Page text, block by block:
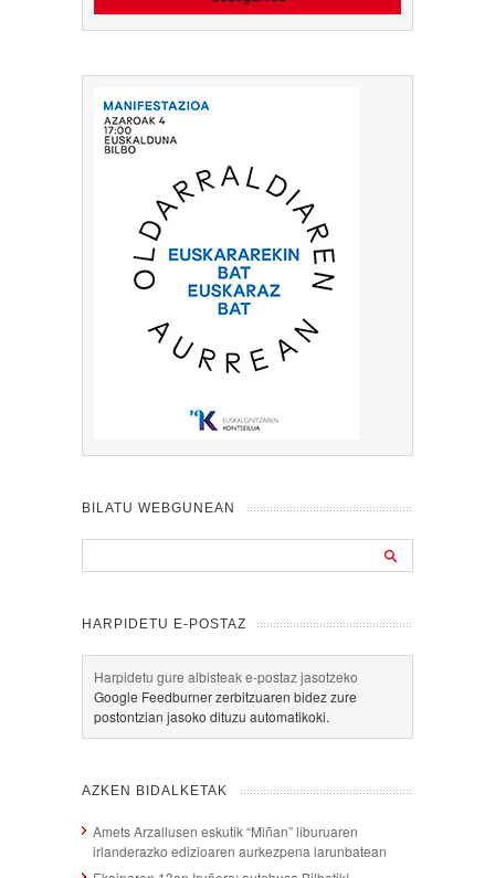
BILATU WEBGUNEAN
HARPIDETU E-POSTAZ
Harpidetu gure albisteak e-postaz jasotzeko
Google Feedburner zerbitzuaren bidez zure
postontzian jasoko dituzu automatikoki.
AZKEN BIDALKETAK
Amets Arzallusen eskutik “Miñan” liburuaren
irlanderazko edizioaren aurkezpena larunbatean